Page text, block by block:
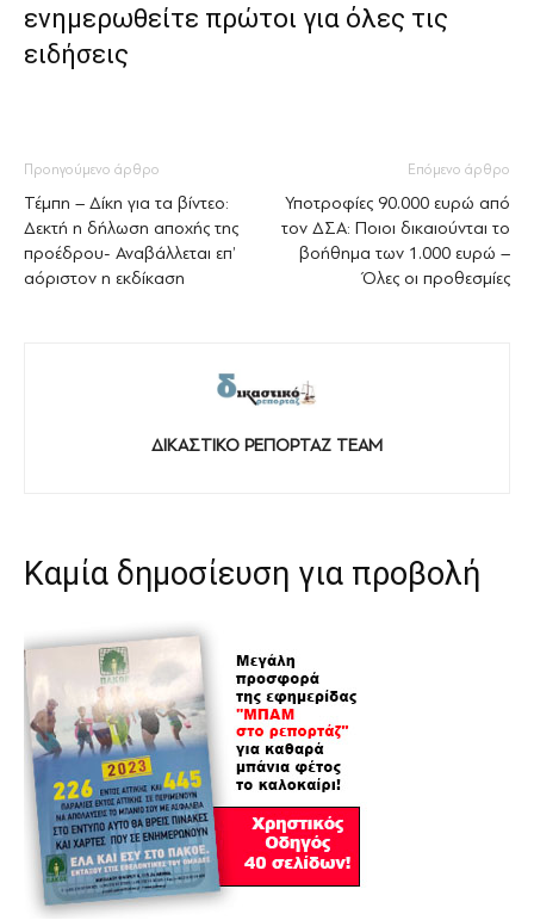
ενημερωθείτε πρώτοι για όλες τις
ειδήσεις
Προηγούμενο άρθρο
Τέμπη – Δίκη για τα βίντεο:
Δεκτή η δήλωση αποχής της
προέδρου- Αναβάλλεται επ’
αόριστον η εκδίκαση
Επόμενο άρθρο
Υποτροφίες 90.000 ευρώ από
τον ΔΣΑ: Ποιοι δικαιούνται το
βοήθημα των 1.000 ευρώ –
Όλες οι προθεσμίες
ΔΙΚΑΣΤΙΚΟ ΡΕΠΟΡΤΑΖ TEAM
Καμία δημοσίευση για προβολή